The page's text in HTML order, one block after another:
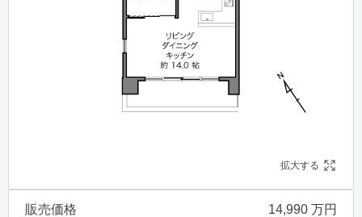
拡大する
販売価格 14,990 万円